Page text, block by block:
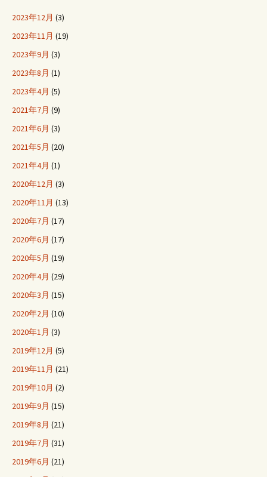
2023年12月 (3)
2023年11月 (19)
2023年9月 (3)
2023年8月 (1)
2023年4月 (5)
2021年7月 (9)
2021年6月 (3)
2021年5月 (20)
2021年4月 (1)
2020年12月 (3)
2020年11月 (13)
2020年7月 (17)
2020年6月 (17)
2020年5月 (19)
2020年4月 (29)
2020年3月 (15)
2020年2月 (10)
2020年1月 (3)
2019年12月 (5)
2019年11月 (21)
2019年10月 (2)
2019年9月 (15)
2019年8月 (21)
2019年7月 (31)
2019年6月 (21)